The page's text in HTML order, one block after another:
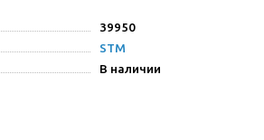
39950
STM
В наличии